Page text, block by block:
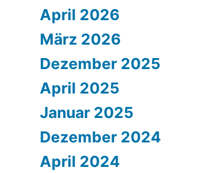
April 2026
März 2026
Dezember 2025
April 2025
Januar 2025
Dezember 2024
April 2024